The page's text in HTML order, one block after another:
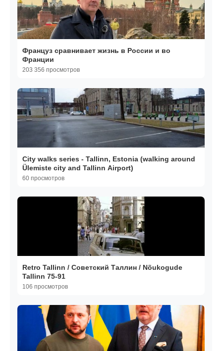
Француз сравнивает жизнь в России и во
Франции
203 356 просмотров
City walks series - Tallinn, Estonia (walking around
Ülemiste city and Tallinn Airport)
60 просмотров
Retro Tallinn / Советский Таллин / Nõukogude
Tallinn 75-91
106 просмотров